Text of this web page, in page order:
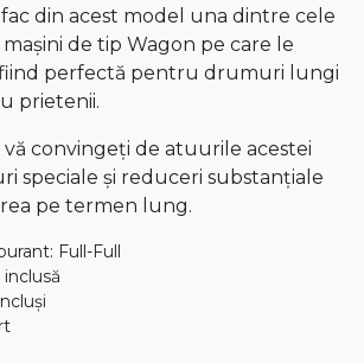
fac din acest model una dintre cele
de tip Wagon pe care le
perfectă pentru drumuri lungi
prietenii.
vă convingeți de atuurile acestei
speciale și reduceri substanțiale
pe termen lung.
Full-Full